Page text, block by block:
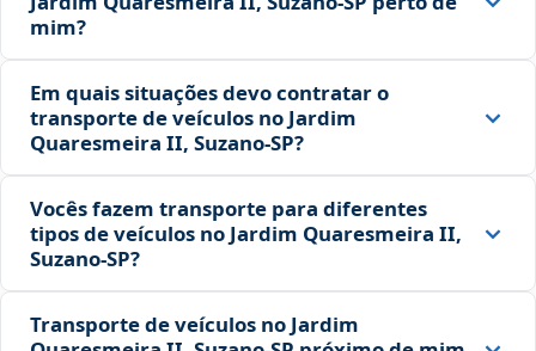
mim?
Em quais situações devo contratar o
transporte de veículos no Jardim
Quaresmeira II, Suzano‑SP?
Vocês fazem transporte para diferentes
tipos de veículos no Jardim Quaresmeira II,
Suzano‑SP?
Transporte de veículos no Jardim